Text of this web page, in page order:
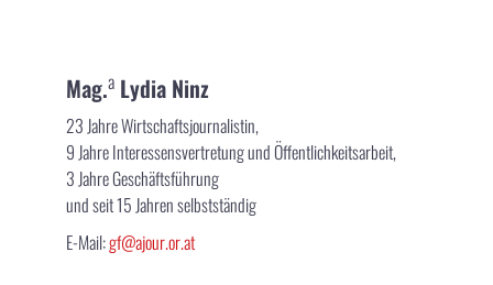
Mag.a Lydia Ninz
23 Jahre Wirtschaftsjournalistin,
9 Jahre Interessensvertretung und Öffentlichkeitsarbeit,
3 Jahre Geschäftsführung
und seit 15 Jahren selbstständig
E-Mail:gf@ajour.or.at